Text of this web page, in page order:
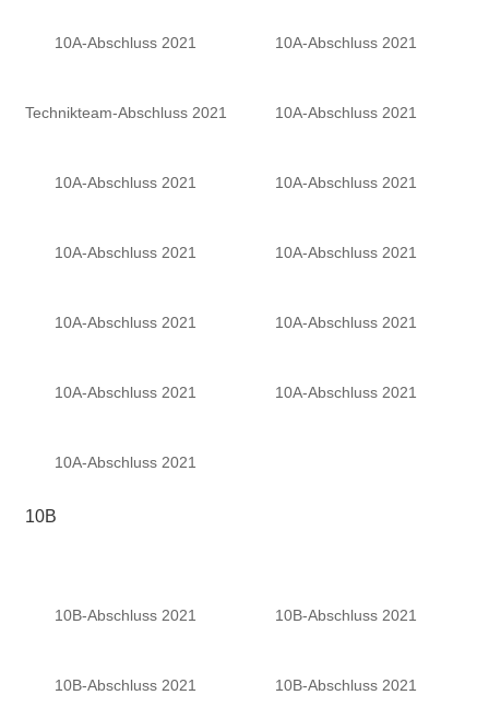
10A-Abschluss 2021 10A-Abschluss 2021
Technikteam-Abschluss 2021 10A-Abschluss 2021
10A-Abschluss 2021 10A-Abschluss 2021
10A-Abschluss 2021 10A-Abschluss 2021
10A-Abschluss 2021 10A-Abschluss 2021
10A-Abschluss 2021 10A-Abschluss 2021
10A-Abschluss 2021
10B
10B-Abschluss 2021 10B-Abschluss 2021
10B-Abschluss 2021 10B-Abschluss 2021